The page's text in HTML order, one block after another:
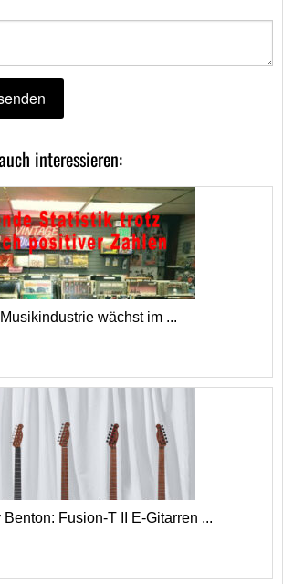
interessieren:
Aufschwung, allerdings aufgrund von Streaming
wächst im ...
Fusion-T II E-Gitarren ...